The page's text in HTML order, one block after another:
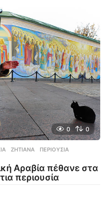
0 0
,ΖΗΤΙΆΝΑ ,ΠΕΡΙΟΥΣΊΑ
Αραβία πέθανε στα
περιουσία